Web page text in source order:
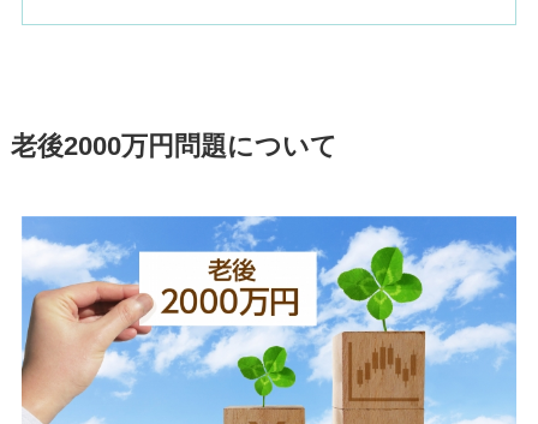
老後2000万円問題について